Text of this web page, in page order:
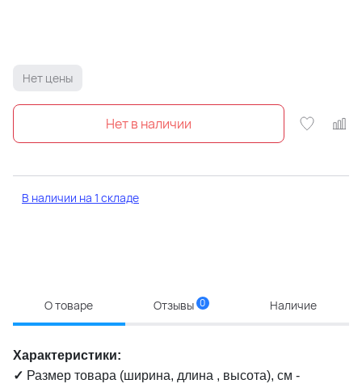
Нет цены
В наличии на 1 складе
О товаре Отзывы 0 Наличие
Характеристики:
✓ Размер товара (ширина, длина , высота), см -